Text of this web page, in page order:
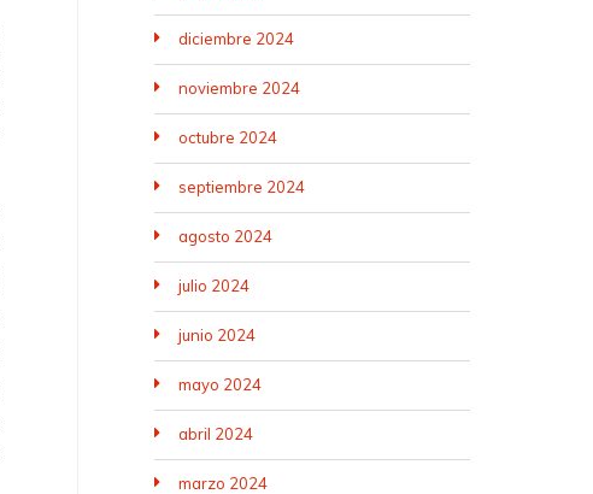
diciembre 2024
noviembre 2024
octubre 2024
septiembre 2024
agosto 2024
julio 2024
junio 2024
mayo 2024
abril 2024
marzo 2024